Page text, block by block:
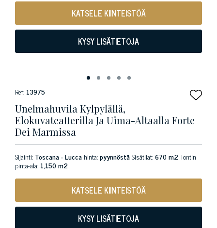
KATSELE KIINTEISTÖÄ
KYSY LISÄTIETOJA
Ref: 13975
Unelmahuvila Kylpylällä,
Elokuvateatterilla Ja Uima-Altaalla Forte
Dei Marmissa
Sijainti: Toscana - Lucca hinta:pyynnöstäSisätilat:670 m2Tontin
pinta-ala: 1,150 m2
KATSELE KIINTEISTÖÄ
KYSY LISÄTIETOJA